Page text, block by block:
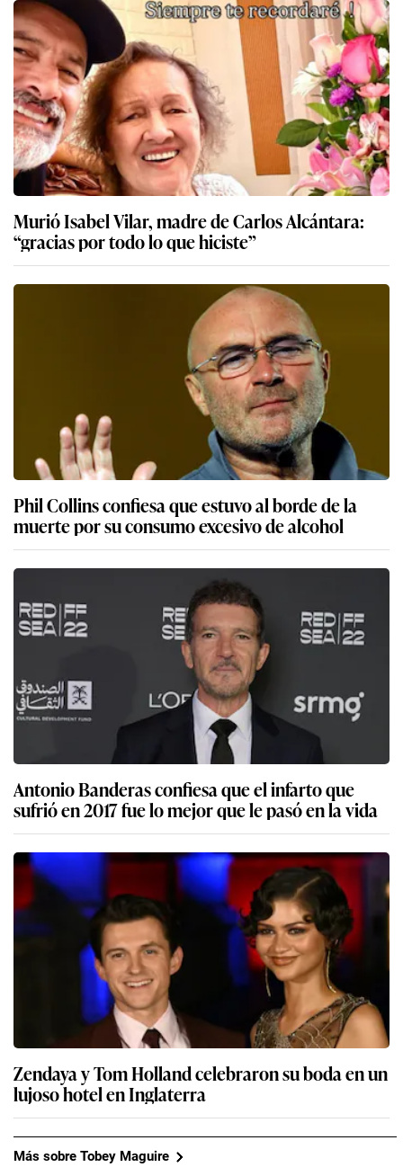
Murió Isabel Vilar, madre de Carlos Alcántara:
“gracias por todo lo que hiciste”
Phil Collins confiesa que estuvo al borde de la
muerte por su consumo excesivo de alcohol
Antonio Banderas confiesa que el infarto que
sufrió en 2017 fue lo mejor que le pasó en la vida
Zendaya y Tom Holland celebraron su boda en un
lujoso hotel en Inglaterra
Más sobre Tobey Maguire